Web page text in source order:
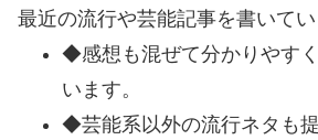
最近の流行や芸能記事を書いてい
◆感想も混ぜて分かりやす
います。
◆芸能系以外の流行ネタも提